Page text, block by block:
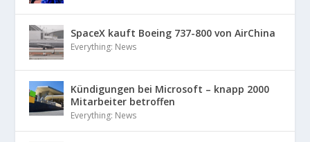
SpaceX kauft Boeing 737-800 von AirChina
Everything: News
Kündigungen bei Microsoft – knapp 2000
Mitarbeiter betroffen
Everything: News